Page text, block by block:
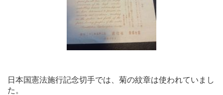
日本国憲法施行記念切手では、菊の紋章は使われていまし
た。